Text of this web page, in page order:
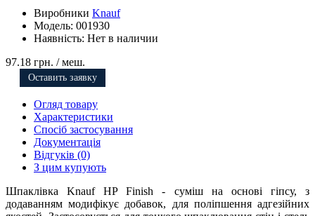
Виробники Knauf
Модель: 001930
Наявність: Нет в наличии
97.18 грн. / меш.
Оставить заявку
Огляд товару
Характеристики
Спосіб застосування
Документація
Відгуків (0)
З цим купують
Шпаклівка Knauf HP Finish - суміш на основі гіпсу, з
додаванням модифікує добавок, для поліпшення адгезійних